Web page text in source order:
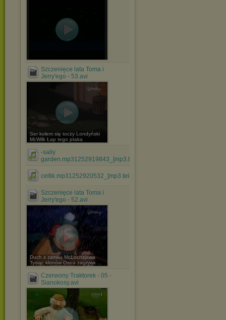
Szczenięce lata Toma i
Jerry'ego - 53.avi
Ser kołem się toczy Londyński
McWilk Łap tego ptaka
-sally
garden.mp31252919843_[mp3.teledyski.info].mp3
celtik.mp31252920532_[mp3.teledyski.info].mp3
Szczenięce lata Toma i
Jerry'ego - 52.avi
Duch z zamku McLochzjawa
Tysiąc klonów Ostra zagrywk ...
Czerwony Traktorek - 05 -
Sianokosy.avi